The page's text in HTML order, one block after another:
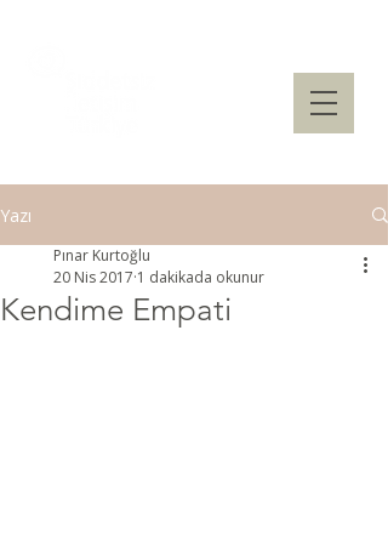
Yazı
Kendime Empati
Pınar Kurtoğlu
20 Nis 2017 1 dakikada okunur